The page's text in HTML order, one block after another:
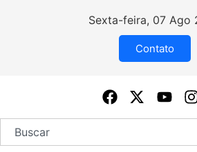
Sexta-feira, 07 Ago
Contato